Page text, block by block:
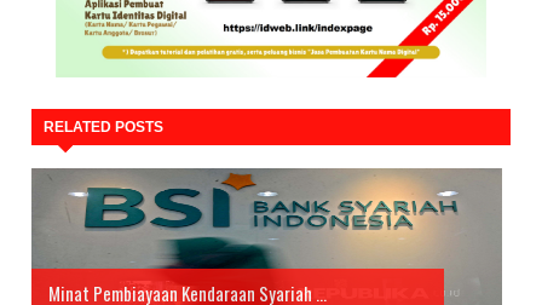
RELATED POSTS
Minat Pembiayaan Kendaraan Syariah ...